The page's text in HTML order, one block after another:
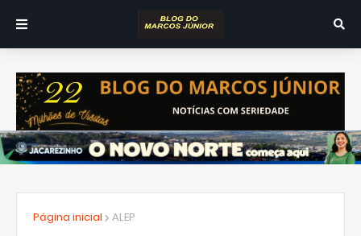
Página inicial ALEP